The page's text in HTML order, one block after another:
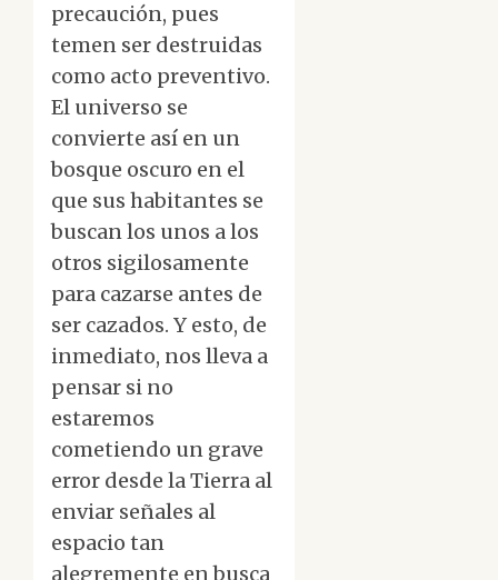
precaución, pues
temen ser destruidas
como acto preventivo.
El universo se
convierte así en un
bosque oscuro en el
que sus habitantes se
buscan los unos a los
otros sigilosamente
para cazarse antes de
ser cazados. Y esto, de
inmediato, nos lleva a
pensar si no
estaremos
cometiendo un grave
error desde la Tierra al
enviar señales al
espacio tan
alegremente en busca